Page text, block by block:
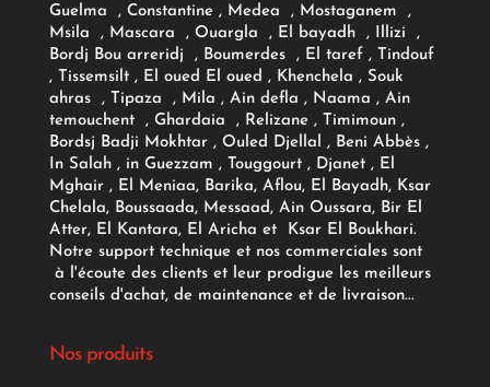
Guelma , Constantine , Medea , Mostaganem ,
Msila , Mascara , Ouargla , El bayadh , Illizi ,
Bordj Bou arreridj , Boumerdes , El taref , Tindouf
, Tissemsilt , El oued El oued , Khenchela , Souk
ahras , Tipaza , Mila , Ain defla , Naama , Ain
temouchent , Ghardaia , Relizane , Timimoun ,
Bordsj Badji Mokhtar , Ouled Djellal , Beni Abbès ,
In Salah , in Guezzam , Touggourt , Djanet , El
Mghair , El Meniaa, Barika, Aflou, El Bayadh, Ksar
Chelala, Boussaada, Messaad, Ain Oussara, Bir El
Atter, El Kantara, El Aricha et Ksar El Boukhari.
Notre support technique et nos commerciales sont
à l'écoute des clients et leur prodigue les meilleurs
conseils d'achat, de maintenance et de livraison...
Nos produits